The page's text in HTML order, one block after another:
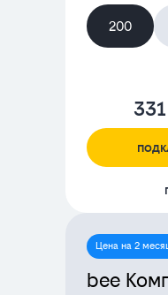
200
Цена на 2
bee